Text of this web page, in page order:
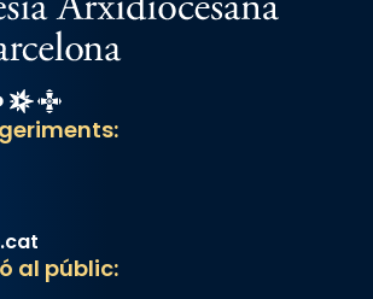
amb aire d’òpera
per privilegi
orquestra i cor, i té una
de tres hores. Després,
el 1972) al voltant
les relíquies de les santes.
participa també un grup de
música i ball propis. Festa
Radio Estel
Catalunya Cristiana
al públic: